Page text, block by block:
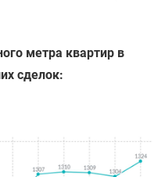
метра квартир в
сделок: